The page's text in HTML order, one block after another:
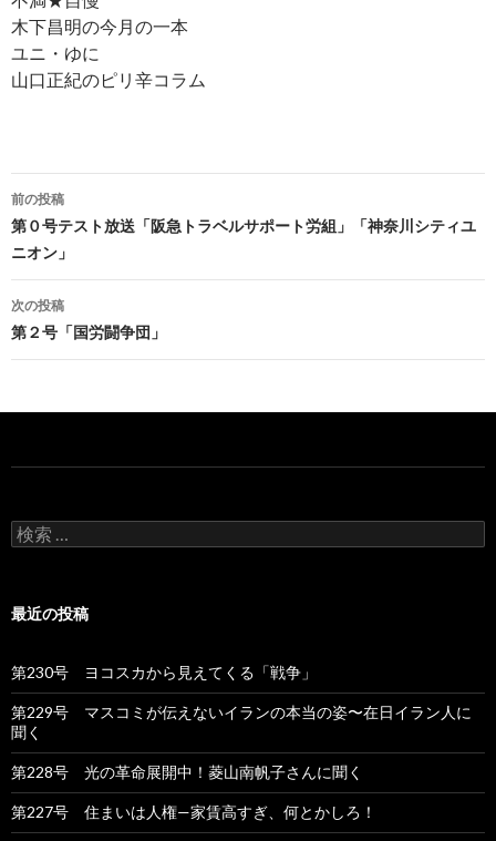
木下昌明の今月の一本
ユニ・ゆに
山口正紀のピリ辛コラム
投
稿
ナ
ビ
シ
ン
前の投稿
第０号テスト放送「阪急トラベルサポート労組」「神奈川シティユ
ニオン」
次の投稿
第２号「国労闘争団」
検
索
最近の投稿
第230号 ヨコスカから見えてくる「戦争」
第229号 マスコミが伝えないイランの本当の姿〜在日イラン人に
聞く
第228号 光の革命展開中！菱山南帆子さんに聞く
第227号 住まいは人権—家賃高すぎ、何とかしろ！